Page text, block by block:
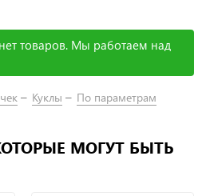
товаров. Мы работаем над
Куклы
По параметрам
МОГУТ БЫТЬ